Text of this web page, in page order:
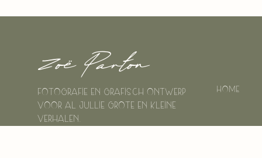
Zoë Parton
Fotografie en grafisch ontwerp
voor al jullie grote en kleine
verhalen.
Home